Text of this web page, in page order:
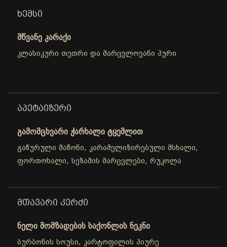
ᲮᲔᲛᲡᲘ
მწვანე კარაქი
კლასიკური თეთრი და მარცვლოვანი პური
ᲐᲞᲔᲢᲐᲘᲖᲔᲠᲘ
გამომცხვარი ჭარხალი ტყემლით
გაწურული მაწონი, კარამელიზირებული მსხალი,
ფორთოხალი, სეზამის მარცვლები, რუკოლა
ᲛᲗᲐᲕᲐᲠᲘ ᲙᲔᲠᲫᲘ
ნელი მომზადების საქონლის ნეკნი
ბურბონის სოუსი, კარტოფილის პიურე